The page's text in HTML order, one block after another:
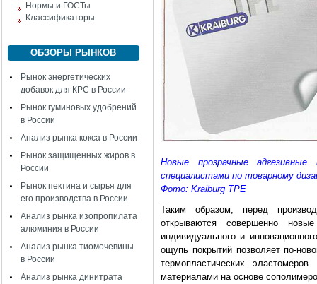
Нормы и ГОСТы
Классификаторы
ОБЗОРЫ РЫНКОВ
Рынок энергетических
добавок для КРС в России
Рынок гуминовых удобрений
в России
Анализ рынка кокса в России
Рынок защищенных жиров в
России
Рынок пектина и сырья для
его производства в России
Анализ рынка изопропилата
алюминия в России
Анализ рынка тиомочевины
в России
Анализ рынка динитрата
Новые прозрачные
специалистами по товарному
Фото: Kraiburg ТРЕ
Таким образом, перед
открываются совершенно
индивидуального и
ощупь покрытий позволяет по-
термопластических
материалами на основе